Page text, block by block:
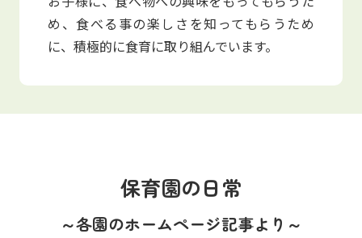
め、食べる事の楽しさを知ってもらうため
に、積極的に食育に取り組んでいます。
保育園の日常
～各園のホームページ記事より～